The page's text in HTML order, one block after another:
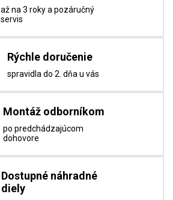
až na 3 roky a pozáručný
servis
Rýchle doručenie
spravidla do 2. dňa u vás
Montáž odborníkom
po predchádzajúcom
dohovore
Dostupné náhradné
diely